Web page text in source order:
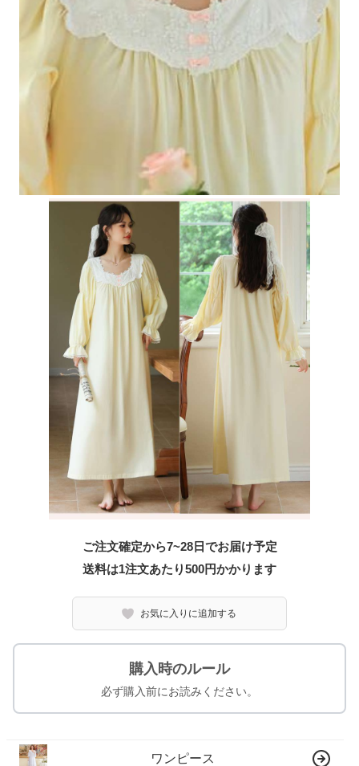
ご注文確定から7~28日でお届け予定
送料は1注文あたり500円かかります
お気に入りに追加する
購入時のルール
必ず購入前にお読みください。
ワンピース